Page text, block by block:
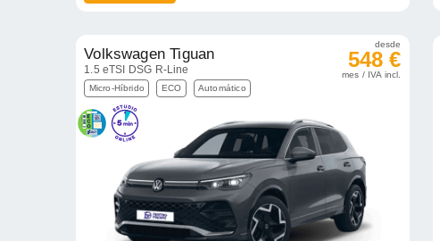
Volkswagen Tiguan
1.5 eTSI DSG R-Line
Micro-Híbrido ECO Automático
desde
548 €
mes / IVA incl.